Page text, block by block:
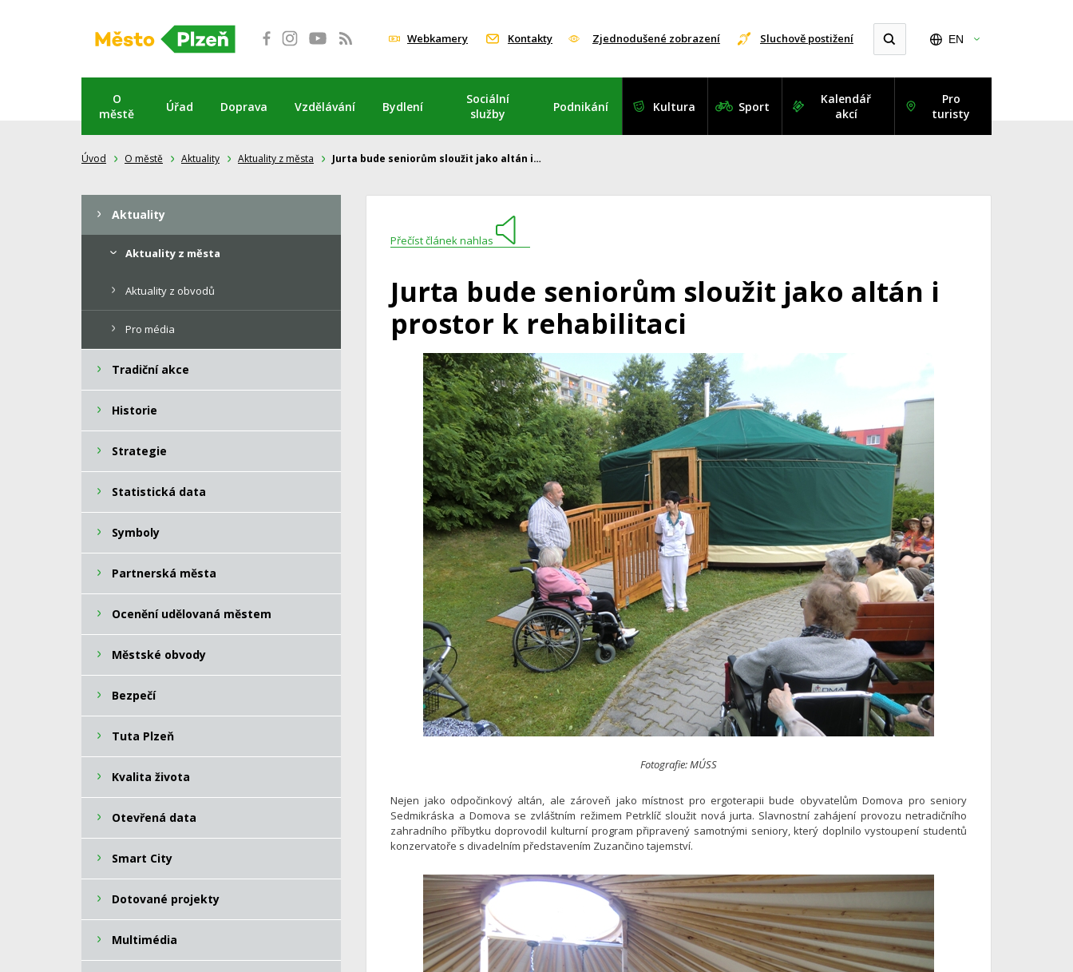
Webkamery Kontakty Zjednodušené zobrazení Sluchově postižení EN
O
městě
Úřad Doprava Vzdělávání Bydlení
Sociální
služby
Podnikání Kultura Sport
Kalendář
akcí
Pro
turisty
Úvod O městě Aktuality Aktuality z města Jurta bude seniorům sloužit jako altán i…
Přečíst článek nahlas
Jurta bude seniorům sloužit jako altán i
prostor k rehabilitaci
Fotografie: MÚSS
Nejen jako odpočinkový altán, ale zároveň jako místnost pro ergoterapii bude obyvatelům Domova pro seniory
Sedmikráska a Domova se zvláštním režimem Petrklíč sloužit nová jurta. Slavnostní zahájení provozu netradičního
zahradního příbytku doprovodil kulturní program připravený samotnými seniory, který doplnilo vystoupení studentů
konzervatoře s divadelním představením Zuzančino tajemství.
Aktuality
Aktuality z města
Aktuality z obvodů
Pro média
Tradiční akce
Historie
Strategie
Statistická data
Symboly
Partnerská města
Ocenění udělovaná městem
Městské obvody
Bezpečí
Tuta Plzeň
Kvalita života
Otevřená data
Smart City
Dotované projekty
Multimédia